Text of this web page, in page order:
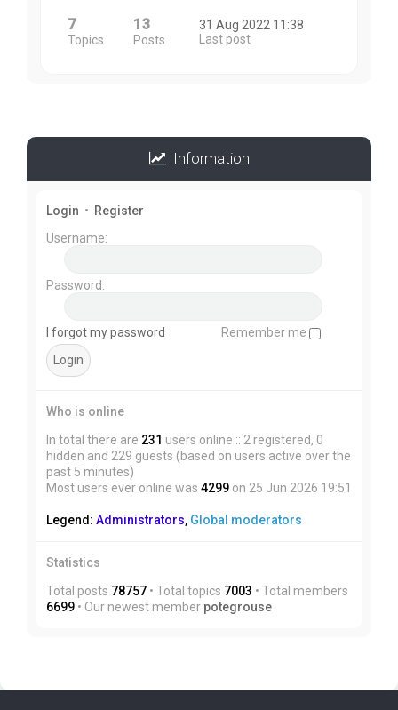
7
Topics
13
Posts
31 Aug 2022 11:38
Last post
Information
Login • Register
Username:
Password:
I forgot my password Remember me
Who is online
In total there are 231 users online :: 2 registered, 0
hidden and 229 guests (based on users active over the
past 5 minutes)
Most users ever online was 4299 on 25 Jun 2026 19:51
Legend: Administrators, Global moderators
Statistics
Total posts 78757 • Total topics 7003 • Total members
6699 • Our newest member potegrouse